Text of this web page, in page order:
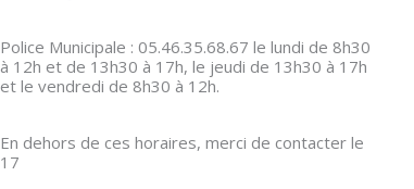
Police Municipale : 05.46.35.68.67 le lundi de 8h30
à 12h et de 13h30 à 17h, le jeudi de 13h30 à 17h
et le vendredi de 8h30 à 12h.
En dehors de ces horaires, merci de contacter le
17